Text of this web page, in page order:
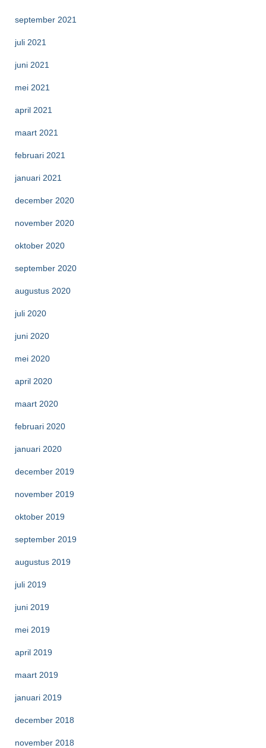
september 2021
juli 2021
juni 2021
mei 2021
april 2021
maart 2021
februari 2021
januari 2021
december 2020
november 2020
oktober 2020
september 2020
augustus 2020
juli 2020
juni 2020
mei 2020
april 2020
maart 2020
februari 2020
januari 2020
december 2019
november 2019
oktober 2019
september 2019
augustus 2019
juli 2019
juni 2019
mei 2019
april 2019
maart 2019
januari 2019
december 2018
november 2018